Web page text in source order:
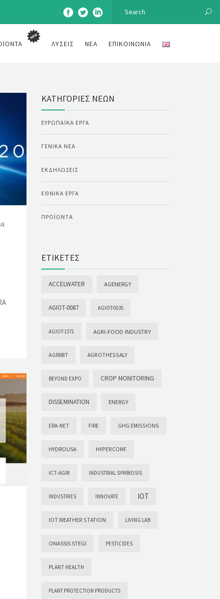
ΛΎΣΕΙΣ ΝΈΑ ΕΠΙΚΟΙΝΩΝΊΑ
ΚΑΤΗΓΟΡΊΕΣ ΝΈΩΝ
ΕΥΡΩΠΑΪΚΆ ΈΡΓΑ
ΓΕΝΙΚΆ ΝΈΑ
ΕΚΔΗΛΏΣΕΙΣ
ΕΘΝΙΚΆ ΈΡΓΑ
ΠΡΟΪΌΝΤΑ
ΕΤΙΚΈΤΕΣ
ACCELWATER AGENERGY
AGIOT-0087 AGIOT-0535
AGIOT-1571 AGRI-FOOD INDUSTRY
AGRIBIT AGROTHESSALY
BEYOND EXPO CROP MONITORING
DISSEMINATION ENERGY
ERA-NET FIRE GHG EMISSIONS
HYDROUSA HYPERCOMF
ICT-AGRI INDUSTRIAL SYMBIOSIS
INDUSTRIES INNOVATE IOT
IOT WEATHER STATION LIVING LAB
ONASSIS STEGI PESTICIDES
PLANT HEALTH
PLANT PROTECTION PRODUCTS